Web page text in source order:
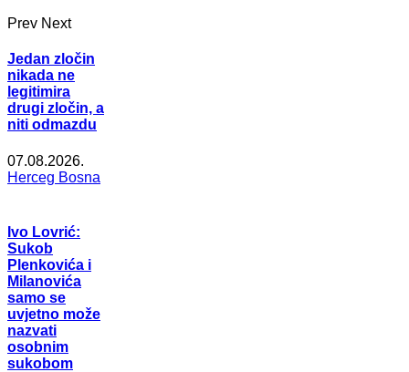
Prev Next
Jedan zločin
nikada ne
legitimira
drugi zločin, a
niti odmazdu
07.08.2026.
Herceg Bosna
Ivo Lovrić:
Sukob
Plenkovića i
Milanovića
samo se
uvjetno može
nazvati
osobnim
sukobom